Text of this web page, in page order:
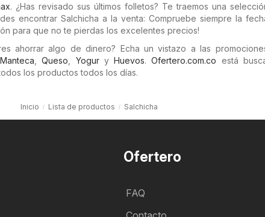
. ¿Has revisado sus últimos folletos? Te traemos una
encontrar Salchicha a la venta: Compruebe siempre la
para que no te pierdas los excelentes precios!
ahorrar algo de dinero? Echa un vistazo a las
Manteca ,Queso YoguryHuevos.Ofertero.com.co está
los productos todos los días.
Inicio Lista de productos Salchicha
Ofertero
FAQ